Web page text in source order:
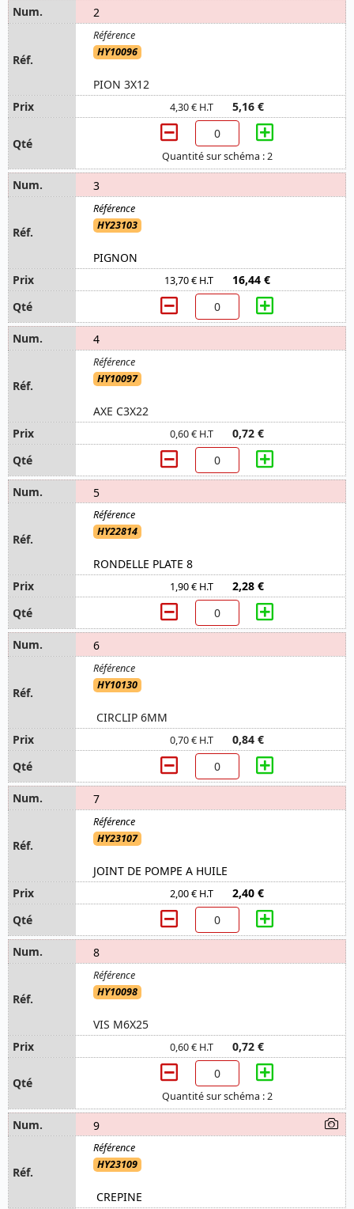
2
HY10096
PION 3X12
4,30 € H.T 5,16 €
Quantité sur schéma : 2
3
HY23103
PIGNON
13,70 € H.T 16,44 €
4
HY10097
AXE C3X22
0,60 € H.T 0,72 €
5
HY22814
RONDELLE PLATE 8
1,90 € H.T 2,28 €
6
HY10130
CIRCLIP 6MM
0,70 € H.T 0,84 €
7
HY23107
JOINT DE POMPE A HUILE
2,00 € H.T 2,40 €
8
HY10098
VIS M6X25
0,60 € H.T 0,72 €
Quantité sur schéma : 2
9
HY23109
CREPINE